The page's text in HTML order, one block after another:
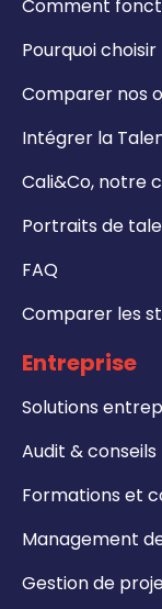
Comment
Pourquoi
Comparer nos
Intégrer la
Cali&Co, notre
Portraits de
FAQ
Comparer les
Entreprise
Solutions
Audit & conseils
Formations et
Management
Gestion de